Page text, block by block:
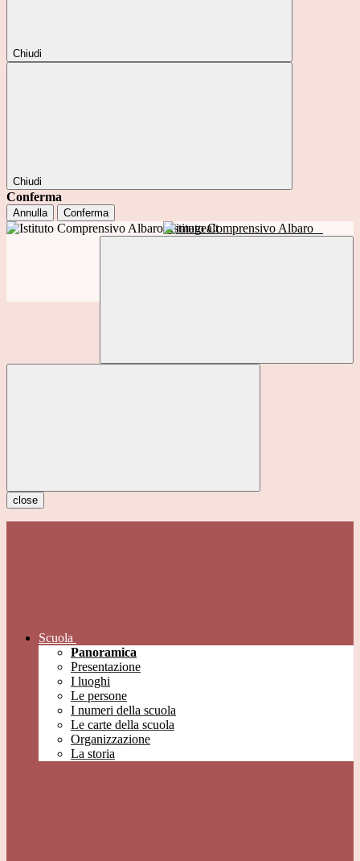
Chiudi
Chiudi
Conferma
Annulla Conferma
Istituto Comprensivo Albaro
close
Scuola
Panoramica
Presentazione
I luoghi
Le persone
I numeri della scuola
Le carte della scuola
Organizzazione
La storia